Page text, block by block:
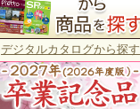
デジタルカタログから探す